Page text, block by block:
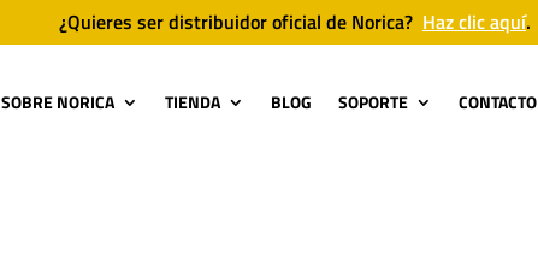
¿Quieres ser distribuidor oficial de Norica? Haz clic aquí.
SOBRE NORICA TIENDA BLOG SOPORTE CONTACTO